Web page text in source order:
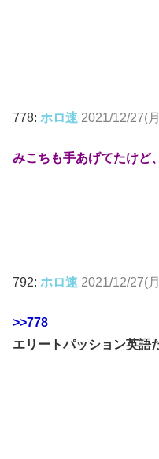
778: ホロ速 2021/12/27(
みこちも手あげてたけど
792: ホロ速 2021/12/27(
>>778
エリートパッション英語